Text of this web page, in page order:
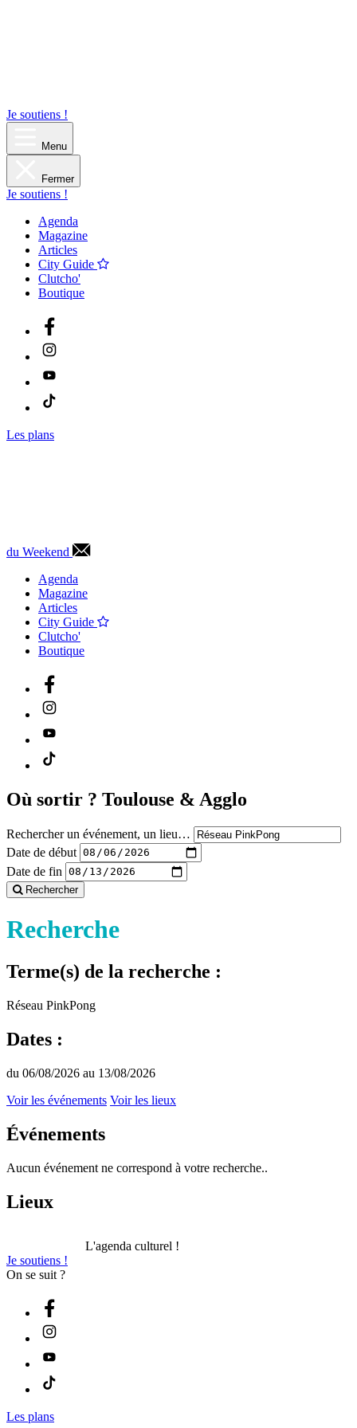
Je soutiens !
Menu
Fermer
Je soutiens !
Agenda
Magazine
Articles
City Guide
Clutcho'
Boutique
Les plans
du Weekend
Agenda
Magazine
Articles
City Guide
Clutcho'
Boutique
Où sortir ? Toulouse & Agglo
Rechercher un événement, un lieu…
Date de début
Date de fin
Rechercher
Recherche
Terme(s) de la recherche :
Réseau PinkPong
Dates :
du 06/08/2026 au 13/08/2026
Voir les événements Voir les lieux
Événements
Aucun événement ne correspond à votre recherche..
Lieux
L'agenda culturel !
Je soutiens !
On se suit ?
Les plans